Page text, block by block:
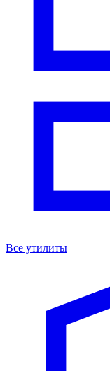
Все утилиты